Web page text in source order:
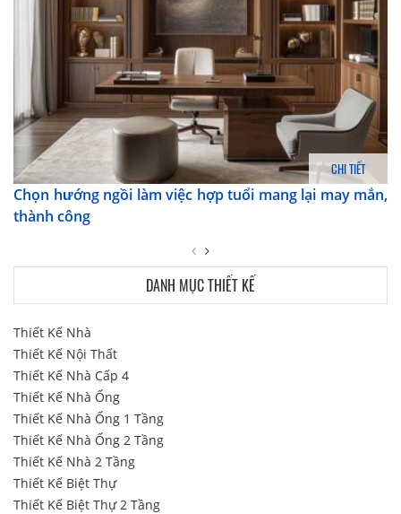
CHI TIẾT
Chọn hướng ngồi làm việc hợp tuổi mang lại may mắn,
thành công
DANH MỤC THIẾT KẾ
Thiết Kế Nhà
Thiết Kế Nội Thất
Thiết Kế Nhà Cấp 4
Thiết Kế Nhà Ống
Thiết Kế Nhà Ống 1 Tầng
Thiết Kế Nhà Ống 2 Tầng
Thiết Kế Nhà 2 Tầng
Thiết Kế Biệt Thự
Thiết Kế Biệt Thự 2 Tầng